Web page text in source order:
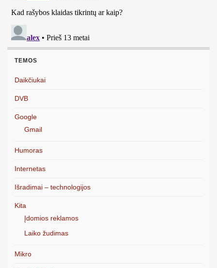
TEMOS
Daikčiukai
DVB
Google
Gmail
Humoras
Internetas
Išradimai – technologijos
Kita
Įdomios reklamos
Laiko žudimas
Mikro